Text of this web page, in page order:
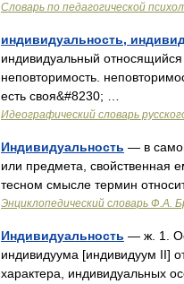
Словарь по педагогической
индивидуальность,
индивидуальный относящийся
неповторимость.
есть своя&#8230; …
Идеографический словарь
Индивидуальность — в
или предмета, свойственная
тесном смысле термин
Энциклопедический словарь Ф.А.
Индивидуальность — ж. 1.
индивидуума [индивидуум II]
характера, индивидуальных